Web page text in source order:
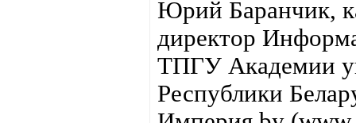
Юрий Баранчик,
директор
ТПГУ Академии
Республики